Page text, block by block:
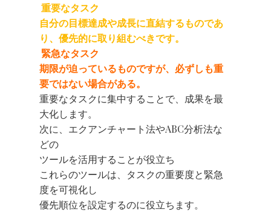
重要なタスク
自分の目標達成や成長に直結するものであ
り、優先的に取り組むべきです。
緊急なタスク
期限が迫っているものですが、必ずしも重
要ではない場合がある。
重要なタスクに集中することで、成果を最
大化します。
次に、エクアンチャート法やABC分析法な
どの
ツールを活用することが役立ち
これらのツールは、タスクの重要度と緊急
度を可視化し
優先順位を設定するのに役立ちます。